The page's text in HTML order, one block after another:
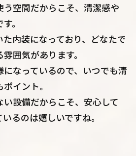
う空間だからこそ、清潔感や
。
内装になっており、どなたで
囲気があります。
なっているので、いつでも清
イント。
い設備だからこそ、安心して
るのは嬉しいですね。